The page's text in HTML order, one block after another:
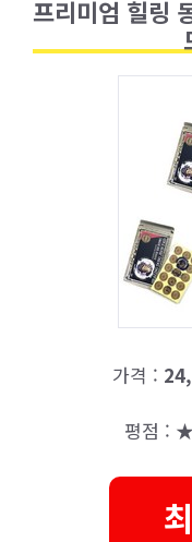
프리미엄 힐링
가격 :
평점 :